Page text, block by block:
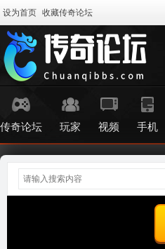
设为首页 收藏传奇论坛
传奇论坛 玩家 视频 手机